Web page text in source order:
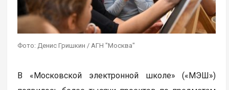
Фото: Денис Гришкин / АГН "Москва"
В «Московской электронной школе» («МЭШ»)